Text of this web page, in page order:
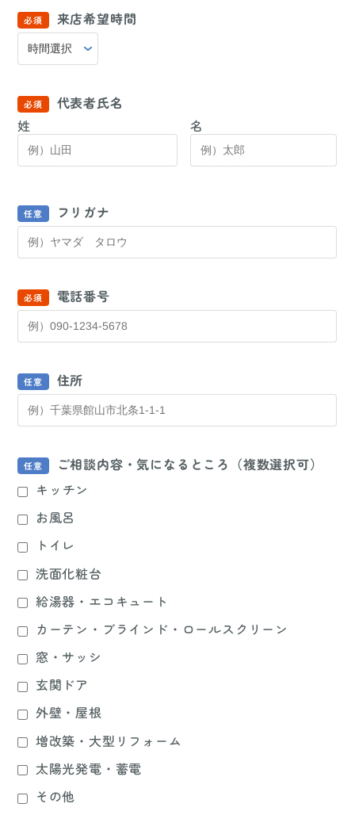
来店希望時間
代表者氏名
姓 名
フリガナ
電話番号
住所
ご相談内容・気になるところ（複数選択可）
キッチン
お風呂
トイレ
洗面化粧台
給湯器・エコキュート
カーテン・ブラインド・ロールスクリーン
窓・サッシ
玄関ドア
外壁・屋根
増改築・大型リフォーム
太陽光発電・蓄電
その他